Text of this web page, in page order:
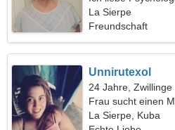
La Sierpe
Freundschaft
Unnirutexol
24 Jahre, Zwillinge
Frau sucht einen
La Sierpe, Kuba